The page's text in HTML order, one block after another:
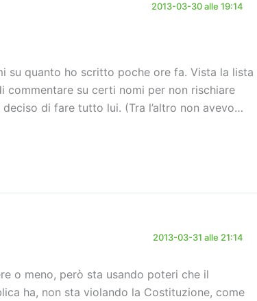
2013-03-30 alle 19:14
su quanto ho scritto poche ore fa. Vista la lista
commentare su certi nomi per non rischiare
deciso di fare tutto lui. (Tra l’altro non avevo…
2013-03-31 alle 21:14
o meno, però sta usando poteri che il
ha, non sta violando la Costituzione, come